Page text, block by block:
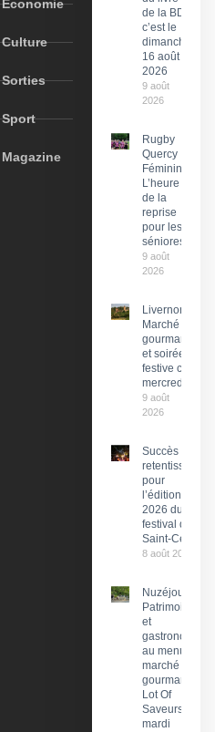
Économie
Culture
Sorties
Sport
Magazine
de la BD,
c’est le
dimanche
16 août
2026
9 août
2026
Rugby
Quercy
Féminin :
L’heure
de la
reprise
pour les
séniores
9 août
2026
Livernon :
Marché
gourmand
et soirée
festive ce
mercredi
9 août
2026
Succès
retentissant
pour
l’édition
2026 du
festival de
Saint-Céré
8 août 2026
Nuzéjouls :
Patrimoine
et
gastronomie
au menu du
marché
gourmand
Lot Of
Saveurs ce
mardi